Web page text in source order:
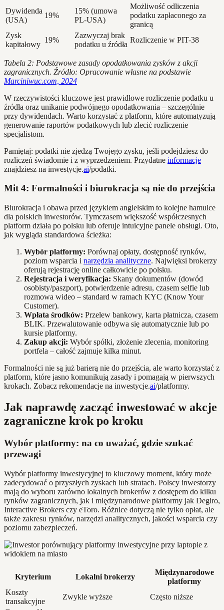
Dywidenda
(USA)
19%
15% (umowa
PL-USA)
Możliwość odliczenia
podatku zapłaconego za
granicą
Zysk
kapitałowy
19%
Zazwyczaj brak
podatku u źródła
Rozliczenie w PIT-38
Tabela 2: Podstawowe zasady opodatkowania zysków z akcji
zagranicznych. Źródło: Opracowanie własne na podstawie
Marciniwuc.com, 2024
W rzeczywistości kluczowe jest prawidłowe rozliczenie podatku u
źródła oraz unikanie podwójnego opodatkowania – szczególnie
przy dywidendach. Warto korzystać z platform, które automatyzują
generowanie raportów podatkowych lub zlecić rozliczenie
specjalistom.
Pamiętaj: podatki nie zjedzą Twojego zysku, jeśli podejdziesz do
rozliczeń świadomie i z wyprzedzeniem. Przydatne informacje
znajdziesz na inwestycje.ai/podatki.
Mit 4: Formalności i biurokracja są nie do przejścia
Biurokracja i obawa przed językiem angielskim to kolejne hamulce
dla polskich inwestorów. Tymczasem większość współczesnych
platform działa po polsku lub oferuje intuicyjne panele obsługi. Oto,
jak wygląda standardowa ścieżka:
Wybór platformy: Porównaj opłaty, dostępność rynków,
poziom wsparcia i narzędzia analityczne. Najwięksi brokerzy
oferują rejestrację online całkowicie po polsku.
Rejestracja i weryfikacja: Skany dokumentów (dowód
osobisty/paszport), potwierdzenie adresu, czasem selfie lub
rozmowa wideo – standard w ramach KYC (Know Your
Customer).
Wpłata środków: Przelew bankowy, karta płatnicza, czasem
BLIK. Przewalutowanie odbywa się automatycznie lub po
kursie platformy.
Zakup akcji: Wybór spółki, złożenie zlecenia, monitoring
portfela – całość zajmuje kilka minut.
Formalności nie są już barierą nie do przejścia, ale warto korzystać z
platform, które jasno komunikują zasady i pomagają w pierwszych
krokach. Zobacz rekomendacje na inwestycje.ai/platformy.
Jak naprawdę zacząć inwestować w akcje
zagraniczne krok po kroku
Wybór platformy: na co uważać, gdzie szukać
przewagi
Wybór platformy inwestycyjnej to kluczowy moment, który może
zadecydować o przyszłych zyskach lub stratach. Polscy inwestorzy
mają do wyboru zarówno lokalnych brokerów z dostępem do kilku
rynków zagranicznych, jak i międzynarodowe platformy jak Degiro,
Interactive Brokers czy eToro. Różnice dotyczą nie tylko opłat, ale
także zakresu rynków, narzędzi analitycznych, jakości wsparcia czy
poziomu zabezpieczeń.
Kryterium Lokalni brokerzy
Międzynarodowe
platformy
Koszty
transakcyjne
Zwykle wyższe
Często niższe